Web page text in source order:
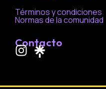
Términos y condiciones
Normas de la comunidad
Contacto
I
n